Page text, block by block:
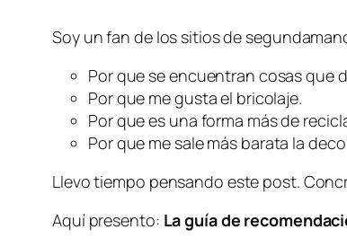
Soy un fan de los sitios de
Por que se encuentran cosas que
Por que me gusta el bricolaje.
Por que es una forma más de
Por que me sale más barata la
Llevo tiempo pensando este post.
Aquí presento: La guía de